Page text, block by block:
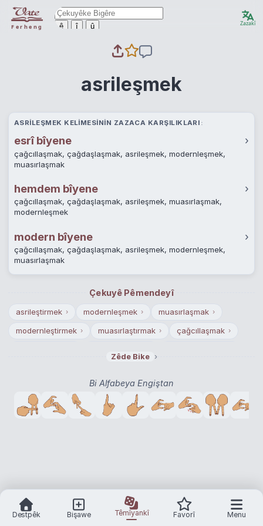
Ferheng ê î û Zazakî
asrileşmek
ASRILEŞMEK KELIMESININ ZAZACA KARŞILIKLARI
esrî bîyene ›
çağcıllaşmak, çağdaşlaşmak, asrileşmek, modernleşmek,
muasırlaşmak
hemdem bîyene ›
çağcıllaşmak, çağdaşlaşmak, asrileşmek, muasırlaşmak,
modernleşmek
modern bîyene ›
çağcıllaşmak, çağdaşlaşmak, asrileşmek, modernleşmek,
muasırlaşmak
Çekuyê Pêmendeyî
asrileştirmek › modernleşmek › muasırlaşmak ›
modernleştirmek › muasırlaştırmak › çağcıllaşmak ›
Zêde Bike ›
Bi Alfabeya Engiştan
Destpêk Bişawe Têmîyankî Favorî Menu